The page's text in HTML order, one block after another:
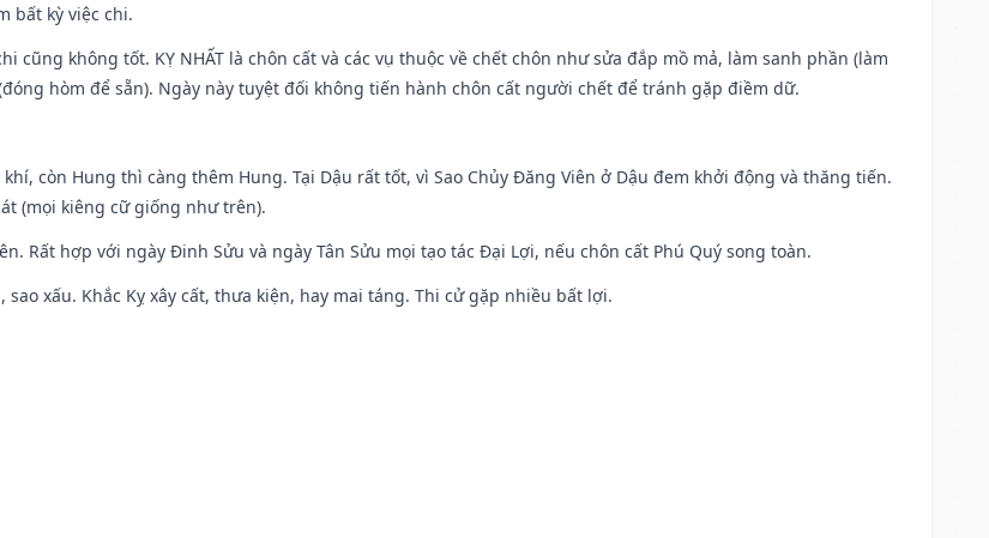
bất kỳ việc chi.
cũng không tốt. KỴ NHẤT là chôn cất và các vụ thuộc về chết chôn như sửa đắp mồ mả, làm sanh phần (làm
hòm để sẵn). Ngày này tuyệt đối không tiến hành chôn cất người chết để tránh gặp điềm dữ.
khí, còn Hung thì càng thêm Hung. Tại Dậu rất tốt, vì Sao Chủy Đăng Viên ở Dậu đem khởi động và thăng tiến.
(mọi kiêng cữ giống như trên).
Rất hợp với ngày Đinh Sửu và ngày Tân Sửu mọi tạo tác Đại Lợi, nếu chôn cất Phú Quý song toàn.
sao xấu. Khắc Kỵ xây cất, thưa kiện, hay mai táng. Thi cử gặp nhiều bất lợi.